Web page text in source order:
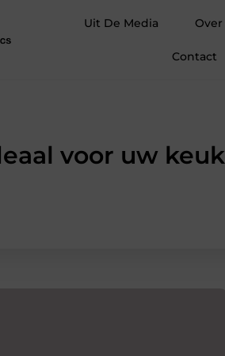
Uit De Media
Contact
voor uw